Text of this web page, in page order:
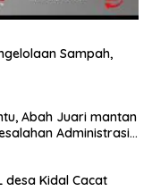
Sampah,
Abah Juari mantan
Administrasi
desa Kidal Cacat